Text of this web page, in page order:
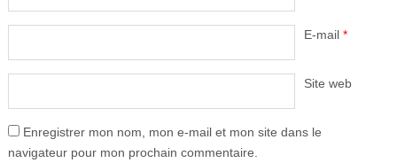
E-mail *
Site web
Enregistrer mon nom, mon e-mail et mon site dans le
navigateur pour mon prochain commentaire.